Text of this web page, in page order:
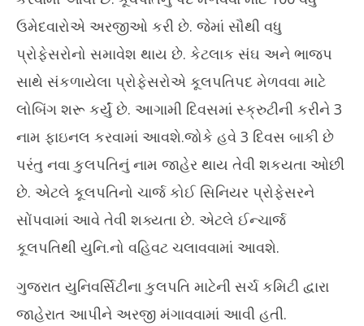
ઉમેદવારોએ અરજીઓ કરી છે. જેમાં સૌથી વધુ
પ્રોફેસરોનો સમાવેશ થાય છે. કેટલાક સંઘ અને ભાજપ
સાથે સંકળાયેલા પ્રોફેસરોએ કૂલપતિપદ મેળવવા માટે
લોબિંગ શરૂ કર્યું છે. આગામી દિવસમાં સ્ક્રુટીની કરીને 3
નામ ફાઇનલ કરવામાં આવશે.જોકે હવે 3 દિવસ બાકી છે
પરંતુ નવા કુલપતિનું નામ જાહેર થાય તેવી શકયતા ઓછી
છે. એટલે કૂલપતિનો ચાર્જ કોઈ સિનિયર પ્રોફેસરને
સોંપવામાં આવે તેવી શક્યતા છે. એટલે ઈન્ચાર્જ
કૂલપતિથી યુનિ.નો વહિવટ ચલાવવામાં આવશે.
ગુજરાત યુનિવર્સિટીના કુલપતિ માટેની સર્ચ કમિટી દ્વારા
જાહેરાત આપીને અરજી મંગાવવામાં આવી હતી.